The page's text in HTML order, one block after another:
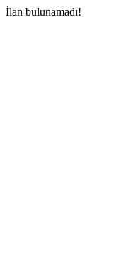
İlan bulunamadı!